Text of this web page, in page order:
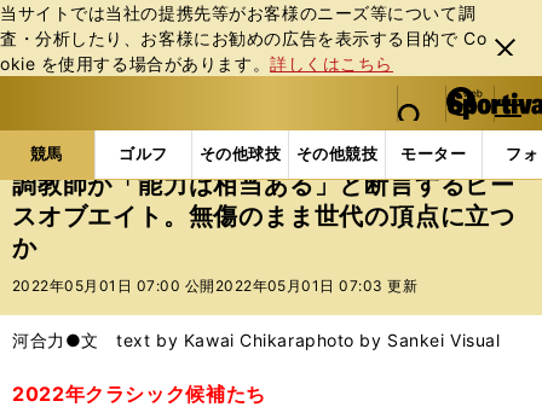
当サイトでは当社の提携先等がお客様のニーズ等について調
査・分析したり、お客様にお勧めの広告を表⽰する⽬的で Co
okie を使⽤する場合があります。詳しくはこちら
閉じ
る
web Sportiva (webスポルティーバ)
検索
マイペ
ー
ジ
メニュ
競馬 ゴルフ その他球技 その他競技 モーター フ
b
ス
ポ
ル
テ
ー
バ
競馬の記事一覧 競馬 調教師が「能力は相当ある」
調教師が「能力は相当ある」と断言するピー
スオブエイト。無傷のまま世代の頂点に立つ
か
2022年05月01日 07:00 公開 2022年05月01日 07:03 更新
河合力●文 text by Kawai Chikaraphoto by Sankei Visual
2022年クラシック候補たち